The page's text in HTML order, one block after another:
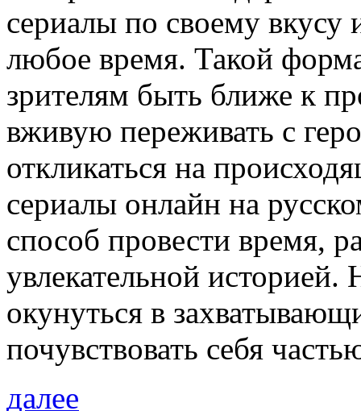
сериалы по своему вкусу
любое время. Такой
зрителям быть ближе к
вживую переживать с
откликаться на
сериалы онлайн на
способ провести время,
увлекательной
окунуться в
почувствовать себя
далее